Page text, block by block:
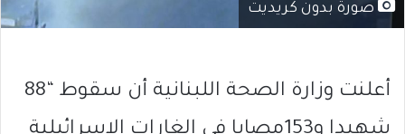
صورة بدون كريديت
أعلنت وزارة الصحة اللبنانية أن سقوط “88